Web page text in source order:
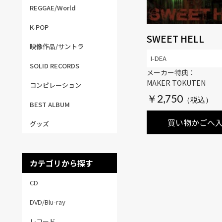
REGGAE/World
K-POP
映像作品/サントラ
SOLID RECORDS
コンピレーション
BEST ALBUM
グッズ
カテゴリから探す
CD
DVD/Blu-ray
SWEET HELL
メーカー特典：
MAKER TOKUTEN
￥2,750
買い物かごへ
I-DEA